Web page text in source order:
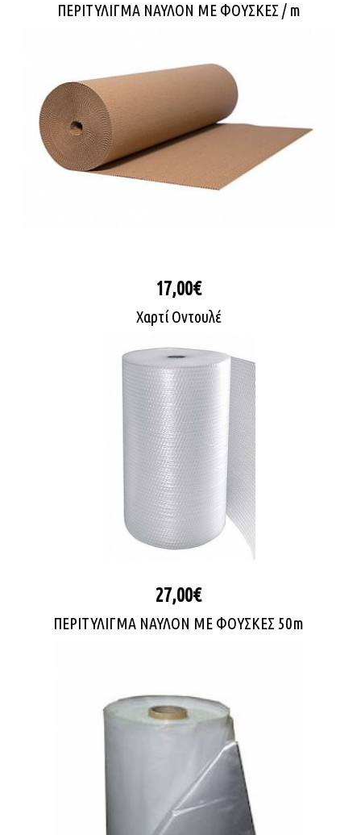
ΠΕΡΙΤΥΛΙΓΜΑ ΝΑΥΛΟΝ ΜΕ ΦΟΥΣΚΕΣ / m
17,00€
Χαρτί Οντουλέ
27,00€
ΠΕΡΙΤΥΛΙΓΜΑ ΝΑΥΛΟΝ ΜΕ ΦΟΥΣΚΕΣ 50m